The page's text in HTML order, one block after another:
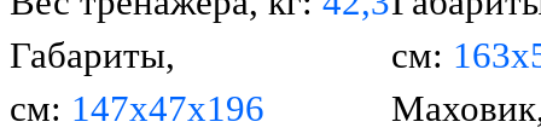
Габариты,
см: 147x47х196
см: